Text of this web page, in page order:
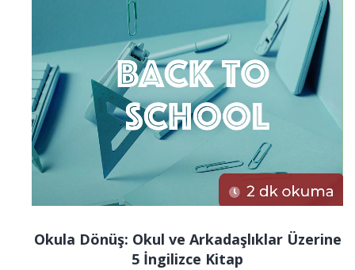
Okula Dönüş: Okul ve Arkadaşlıklar Üzerine
5 İngilizce Kitap